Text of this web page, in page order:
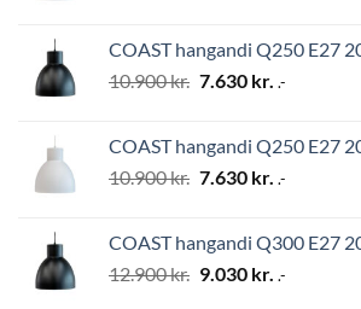
12.900 kr..9.030 kr..
COAST hangandi Q250 E27
10.900kr. Original
10.900 kr..
7.630 kr. Current
7.630 kr..
.-
COAST hangandi Q250 E27
10.900kr. Original
10.900 kr..
7.630 kr. Current
7.630 kr..
.-
COAST hangandi Q300 E27
12.900kr. Original
9.030 kr. Current
.-